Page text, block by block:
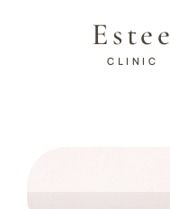
Estee
CLINIC